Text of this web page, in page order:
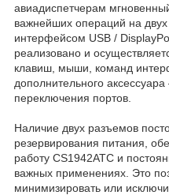
авиадиспетчерам
важнейших операций на
интерфейсом USB /
реализовано и
клавиш, мыши, команд
дополнительного
переключения портов.
Наличие двух разъемов
резервирования питания,
работу CS1942ATC и
важных применениях. Это
минимизировать или